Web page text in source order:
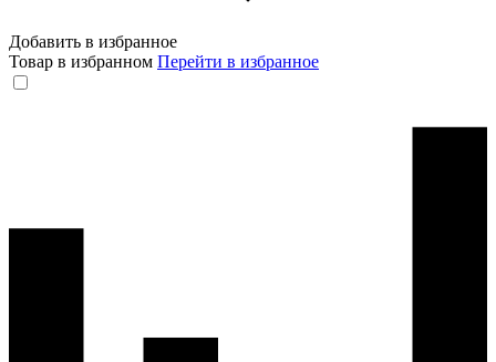
Добавить в избранное
Товар в избранном Перейти в избранное